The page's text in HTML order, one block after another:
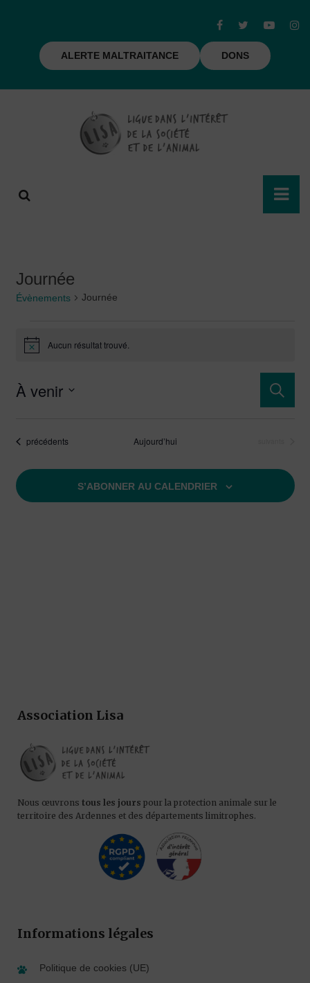
ALERTE MALTRAITANCE DONS
Journée
Évènements Journée
Notice Aucun résultat trouvé.
À venir
date.
Évènements
précédents Aujourd’hui
S’ABONNER AU CALENDRIER
Association Lisa
Nous œuvrons tous les jours pour la protection animale sur le
territoire des Ardennes et des départements limitrophes.
Informations légales
Politique de cookies (UE)